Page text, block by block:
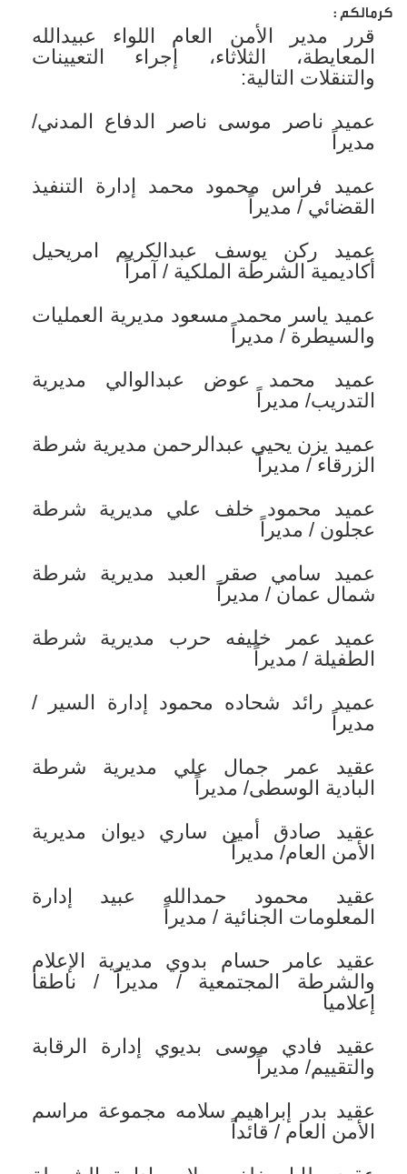
كرمالكم :
قرر مدير الأمن العام اللواء عبيدالله
المعايطة، الثلاثاء، إجراء التعيينات
والتنقلات التالية:
عميد ناصر موسى ناصر الدفاع المدني/
مديراً
عميد فراس محمود محمد إدارة التنفيذ
القضائي / مديراً
عميد ركن يوسف عبدالكريم امريحيل
أكاديمية الشرطة الملكية / آمراً
عميد ياسر محمد مسعود مديرية العمليات
والسيطرة / مديراً
عميد محمد عوض عبدالوالي مديرية
التدريب/ مديراً
عميد يزن يحيي عبدالرحمن مديرية شرطة
الزرقاء / مديراً
عميد محمود خلف علي مديرية شرطة
عجلون / مديراً
عميد سامي صقر العبد مديرية شرطة
شمال عمان / مديراً
عميد عمر خليفه حرب مديرية شرطة
الطفيلة / مديراً
عميد رائد شحاده محمود إدارة السير /
مديراً
عقيد عمر جمال علي مديرية شرطة
البادية الوسطى/ مديراً
عقيد صادق أمين ساري ديوان مديرية
الأمن العام/ مديراً
عقيد محمود حمدالله عبيد إدارة
المعلومات الجنائية / مديراً
عقيد عامر حسام بدوي مديرية الإعلام
والشرطة المجتمعية / مديراً / ناطقا
إعلاميا
عقيد فادي موسى بديوي إدارة الرقابة
والتقييم/ مديراً
عقيد بدر إبراهيم سلامه مجموعة مراسم
الأمن العام / قائداً